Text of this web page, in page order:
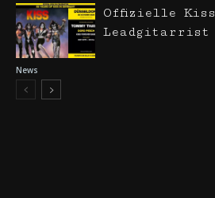
News
Offizielle
Leadgitarrist